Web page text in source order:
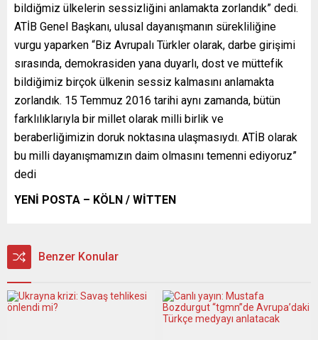
bildiğmiz ülkelerin sessizliğini anlamakta zorlandık” dedi.
ATİB Genel Başkanı, ulusal dayanışmanın sürekliliğine
vurgu yaparken “Biz Avrupalı Türkler olarak, darbe girişimi
sırasında, demokrasiden yana duyarlı, dost ve müttefik
bildiğimiz birçok ülkenin sessiz kalmasını anlamakta
zorlandık. 15 Temmuz 2016 tarihi aynı zamanda, bütün
farklılıklarıyla bir millet olarak milli birlik ve
beraberliğimizin doruk noktasına ulaşmasıydı. ATİB olarak
bu milli dayanışmamızın daim olmasını temenni ediyoruz”
dedi
YENİ POSTA – KÖLN / WİTTEN
Benzer Konular